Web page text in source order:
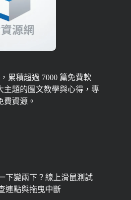
累積超過 7000 篇免費軟
主題的圖文教學與心得，專
費資源。
下變兩下？線上滑鼠測試
連點與拖曳中斷